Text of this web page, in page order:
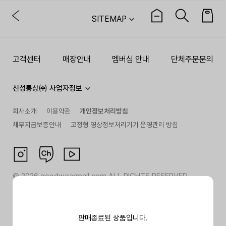
판매종료된 상품입니다.
SITEMAP
고객센터 매장안내 멤버십 안내 단체주문문의
신성통상㈜ 사업자정보
회사소개 이용약관
개인정보처리방침
채무지급보증안내
고정형 영상정보처리기기 운영관리 방침
©2026goodwearmall.com ALL RIGHTS RESERVED